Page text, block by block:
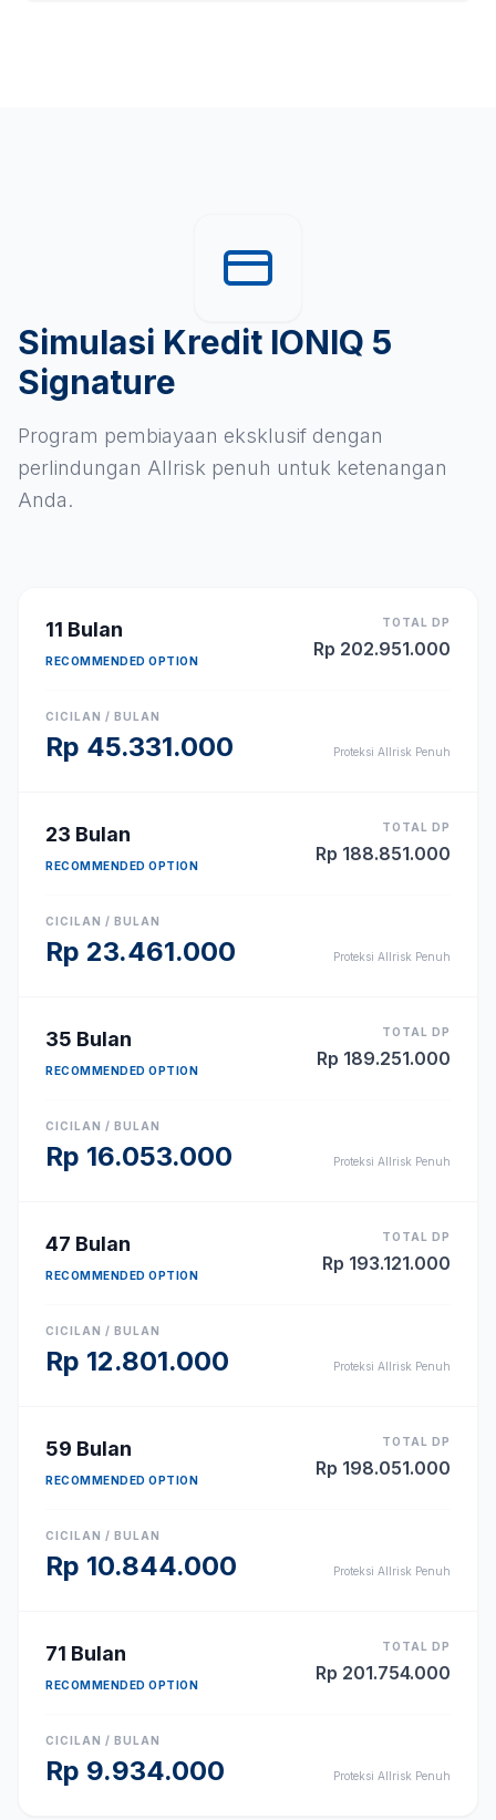
Simulasi Kredit IONIQ 5
Signature
Program pembiayaan eksklusif dengan
perlindungan Allrisk penuh untuk ketenangan
Anda.
11 Bulan
RECOMMENDED OPTION
TOTAL DP
Rp 202.951.000
CICILAN / BULAN
Rp 45.331.000 Proteksi Allrisk Penuh
23 Bulan
RECOMMENDED OPTION
TOTAL DP
Rp 188.851.000
CICILAN / BULAN
Rp 23.461.000 Proteksi Allrisk Penuh
35 Bulan
RECOMMENDED OPTION
TOTAL DP
Rp 189.251.000
CICILAN / BULAN
Rp 16.053.000 Proteksi Allrisk Penuh
47 Bulan
RECOMMENDED OPTION
TOTAL DP
Rp 193.121.000
CICILAN / BULAN
Rp 12.801.000 Proteksi Allrisk Penuh
59 Bulan
RECOMMENDED OPTION
TOTAL DP
Rp 198.051.000
CICILAN / BULAN
Rp 10.844.000 Proteksi Allrisk Penuh
71 Bulan
RECOMMENDED OPTION
TOTAL DP
Rp 201.754.000
CICILAN / BULAN
Rp 9.934.000 Proteksi Allrisk Penuh